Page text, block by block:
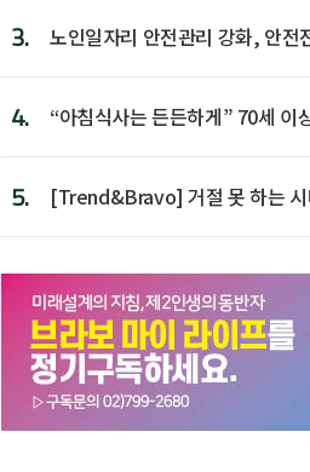
3.
노인일자리 안전관리 강화, 안전
4.
“아침식사는 든든하게” 70세 이
5.
[Trend&Bravo] 거절 못 하는 시